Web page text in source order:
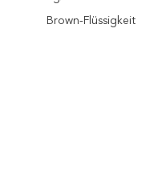
Brown-Flüssigkeit